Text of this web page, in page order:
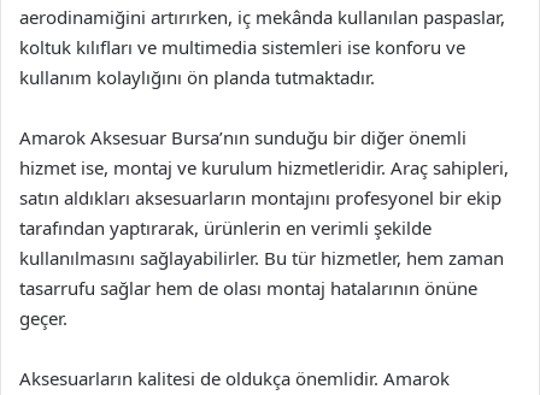
aerodinamiğini artırırken, iç mekânda kullanılan paspaslar,
koltuk kılıfları ve multimedia sistemleri ise konforu ve
kullanım kolaylığını ön planda tutmaktadır.
Amarok Aksesuar Bursa’nın sunduğu bir diğer önemli
hizmet ise, montaj ve kurulum hizmetleridir. Araç sahipleri,
satın aldıkları aksesuarların montajını profesyonel bir ekip
tarafından yaptırarak, ürünlerin en verimli şekilde
kullanılmasını sağlayabilirler. Bu tür hizmetler, hem zaman
tasarrufu sağlar hem de olası montaj hatalarının önüne
geçer.
Aksesuarların kalitesi de oldukça önemlidir. Amarok